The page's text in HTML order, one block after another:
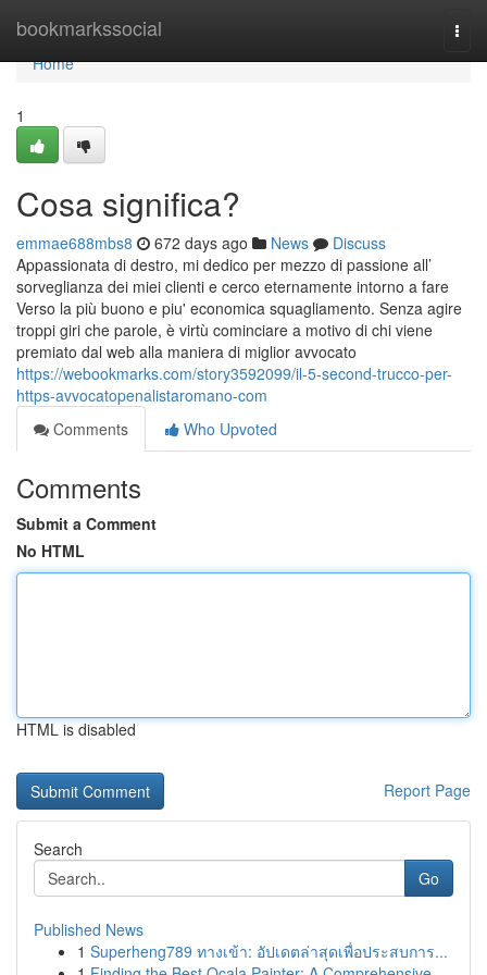
bookmarkssocial
Home
Home
1
Cosa significa?
emmae688mbs8 672 days ago News
Discuss
Appassionata di destro, mi dedico per mezzo di passione all’
sorveglianza dei miei clienti e cerco eternamente intorno a fare
Verso la più buono e piu' economica squagliamento. Senza agire
troppi giri che parole, è virtù cominciare a motivo di chi viene
premiato dal web alla maniera di miglior avvocato
https://webookmarks.com/story3592099/il-5-second-trucco-per-
https-avvocatopenalistaromano-com
Comments
Who Upvoted
Comments
Submit a Comment
No HTML
HTML is disabled
Report Page
Search
Go
Published News
1 Superheng789 ทางเข้า: อัปเดตล่าสุดเพื่อประสบการ...